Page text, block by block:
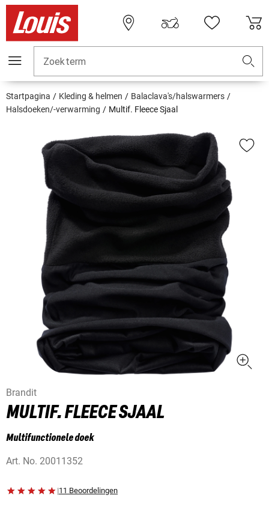
Zoekterm
Startpagina Kleding & helmen
Balaclava's/halswarmers
Halsdoeken/-verwarming
Multif. Fleece Sjaal
Brandit
MULTIF. FLEECE SJAAL
Multifunctionele doek
Art. No. 20011352
|11 Beoordelingen